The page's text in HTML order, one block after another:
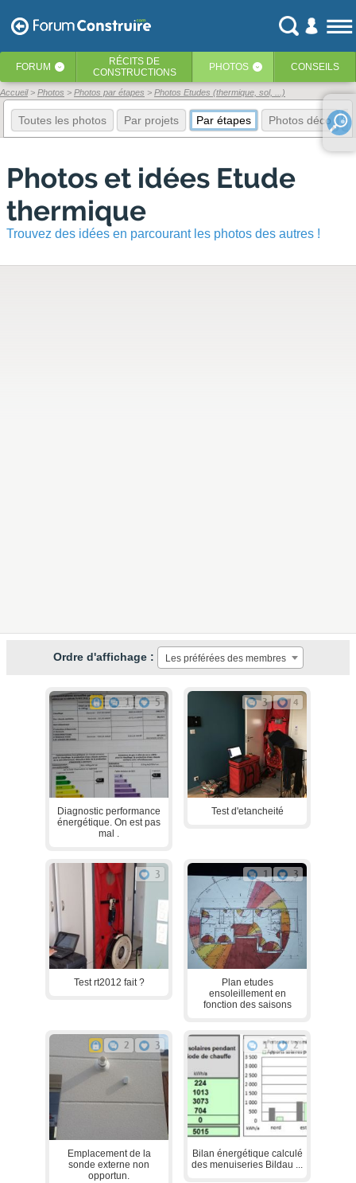
FORUM ‹ RÉCITS DE
CONSTRUCTIONS
PHOTOS ‹ CONSEILS
Accueil Photos Photos par étapes Photos Etudes (thermique, sol, ...)
Toutes les photos Par projets Par étapes Photos déco
Photos et idées Etude
thermique
Trouvez des idées en parcourant les photos des autres !
Ordre d'affichage : Les préférées des membres
1 5
Diagnostic performance
énergétique. On est pas
mal .
3 4
Test d'etancheité
3
Test rt2012 fait ?
1 3
Plan etudes
ensoleillement en
fonction des saisons
2 3
Emplacement de la
sonde externe non
opportun.
1 2
Bilan énergétique calculé
des menuiseries Bildau ...